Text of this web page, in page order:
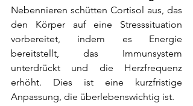
Nebennieren schütten Cortisol aus, das
den Körper auf eine Stresssituation
vorbereitet, indem es Energie
bereitstellt, das Immunsystem
unterdrückt und die Herzfrequenz
erhöht. Dies ist eine kurzfristige
Anpassung, die überlebenswichtig ist.